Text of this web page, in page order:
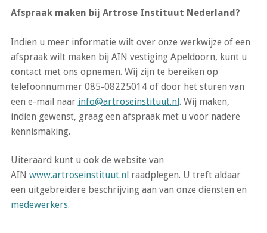
Afspraak maken bij Artrose Instituut Nederland?
Indien u meer informatie wilt over onze werkwijze of een
afspraak wilt maken bij AIN vestiging Apeldoorn, kunt u
contact met ons opnemen. Wij zijn te bereiken op
telefoonnummer 085-08225014 of door het sturen van
een e-mail naar info@artroseinstituut.nl. Wij maken,
indien gewenst, graag een afspraak met u voor nadere
kennismaking.
Uiteraard kunt u ook de website van
AIN www.artroseinstituut.nl raadplegen. U treft aldaar
een uitgebreidere beschrijving aan van onze diensten en
medewerkers.